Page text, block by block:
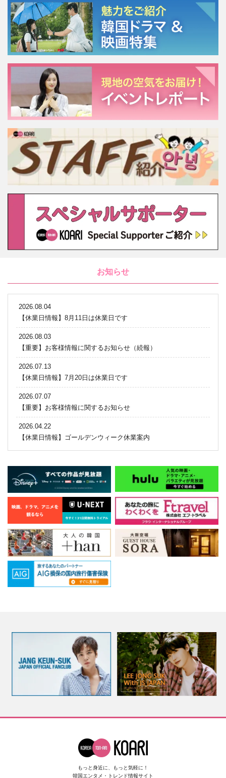
お知らせ
2026.08.04
【休業日情報】8月11日は休業日です
2026.08.03
【重要】お客様情報に関するお知らせ（続報）
2026.07.13
【休業日情報】7月20日は休業日です
2026.07.07
【重要】お客様情報に関するお知らせ
2026.04.22
【休業日情報】ゴールデンウィーク休業案内
もっと身近に、もっと気軽に！
韓国エンタメ・トレンド情報サイト